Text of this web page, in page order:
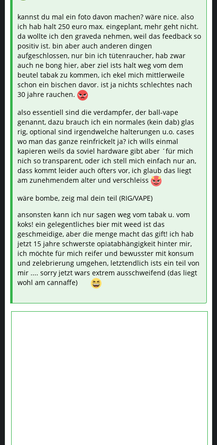
kannst du mal ein foto davon machen? wäre nice. also
ich hab halt 250 euro max. eingeplant, mehr geht nicht.
da wollte ich den graveda nehmen, weil das feedback so
positiv ist. bin aber auch anderen dingen
aufgeschlossen, nur bin ich tütenraucher, hab zwar
auch ne bong hier, aber ziel ists halt weg vom dem
beutel tabak zu kommen, ich ekel mich mittlerweile
schon ein bischen davor. ist ja nichts schlechtes nach
30 jahre rauchen.
also essentiell sind die verdampfer, der ball-vape
genannt, dazu brauch ich ein normales (kein dab) glas
rig, optional sind irgendwelche halterungen u.o. cases
wo man das ganze reinfrickelt ja? ich wills einmal
kapieren weils da soviel hardware gibt aber ´für mich
nich so transparent, oder ich stell mich einfach nur an,
dass kommt leider auch öfters vor, ich glaub das liegt
am zunehmendem alter und verschleiss
wäre bombe, zeig mal dein teil (RIG/VAPE)
ansonsten kann ich nur sagen weg vom tabak u. vom
koks! ein gelegentliches bier mit weed ist das
geschmeidige, aber die menge macht das gift! ich hab
jetzt 15 jahre schwerste opiatabhängigkeit hinter mir,
ich möchte für mich reifer und bewusster mit konsum
und zelebrierung umgehen, letztendlich ists ein teil von
mir .... sorry jetzt wars extrem ausschweifend (das liegt
wohl am cannaffe)